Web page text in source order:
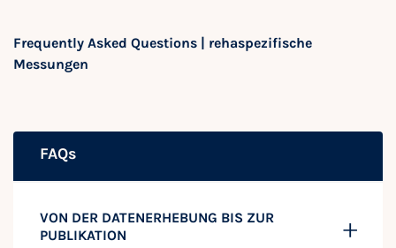
Frequently Asked Questions | rehaspezifische
Messungen
FAQs
VON DER DATENERHEBUNG BIS ZUR
PUBLIKATION